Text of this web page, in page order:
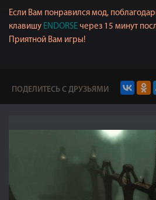
Если Вам понравился мод,
клавишу ENDORSE через 15 минут
Приятной Вам игры!
ПОДЕЛИТЕСЬ С ДРУЗЬЯМИ